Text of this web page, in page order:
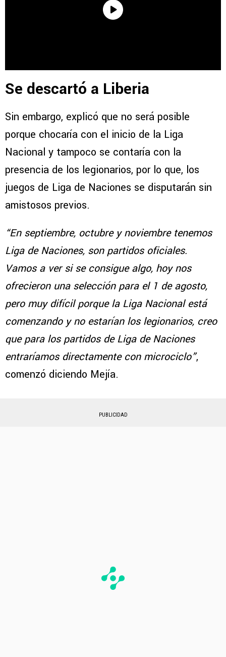
Se descartó a Liberia
Sin embargo, explicó que no será posible
porque chocaría con el inicio de la Liga
Nacional y tampoco se contaría con la
presencia de los legionarios, por lo que, los
juegos de Liga de Naciones se disputarán sin
amistosos previos.
“En septiembre, octubre y noviembre tenemos
Liga de Naciones, son partidos oficiales.
Vamos a ver si se consigue algo, hoy nos
ofrecieron una selección para el 1 de agosto,
pero muy difícil porque la Liga Nacional está
comenzando y no estarían los legionarios, creo
que para los partidos de Liga de Naciones
entraríamos directamente con microciclo”,
comenzó diciendo Mejía.
PUBLICIDAD